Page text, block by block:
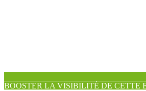
BOOSTER LA VISIBILITÉ DE CETTE